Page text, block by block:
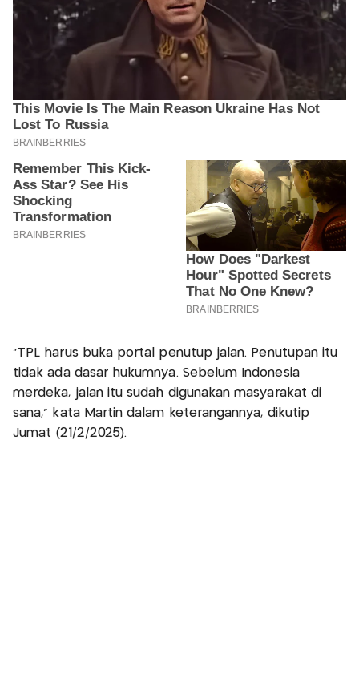
"TPL harus buka portal penutup jalan. Penutupan itu
tidak ada dasar hukumnya. Sebelum Indonesia
merdeka, jalan itu sudah digunakan masyarakat di
sana," kata Martin dalam keterangannya, dikutip
Jumat (21/2/2025).